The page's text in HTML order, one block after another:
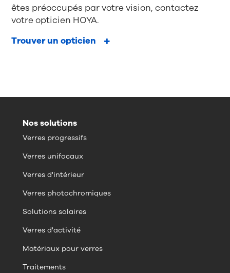
êtes préoccupés par votre vision, contactez
votre opticien HOYA.
Trouver un opticien
Nos solutions
Verres progressifs
Verres unifocaux
Verres d'intérieur
Verres photochromiques
Solutions solaires
Verres d'activité
Matériaux pour verres
Traitements